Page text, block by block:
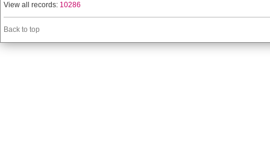
View all records: 10286
Back to top